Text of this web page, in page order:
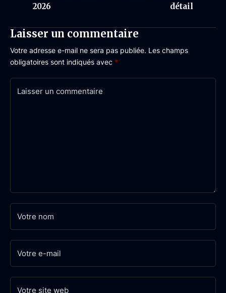
2026
détail
Laisser un commentaire
Votre adresse e-mail ne sera pas publiée. Les champs
obligatoires sont indiqués avec *